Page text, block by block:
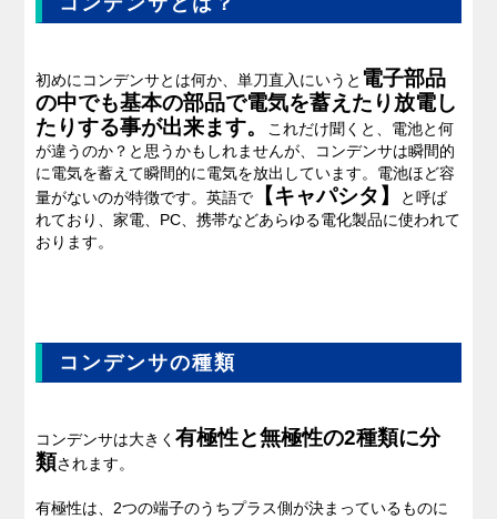
初めにコンデンサとは何か、単刀直入にいうと 電子部品
の中でも基本の部品で電気を蓄えたり放電し
たりする事が出来ます。
これだけ聞くと、電池と何
が違うのか？と思うかもしれませんが、コンデンサは瞬間的
に電気を蓄えて瞬間的に電気を放出しています。電池ほど容
量がないのが特徴です。英語で
【キャパシタ】
と呼ば
れており、家電、PC、携帯などあらゆる電化製品に使われて
おります。
コンデンサの種類
コンデンサは大きく有極性と無極性の2種類に分
類されます。
有極性は、2つの端子のうちプラス側が決まっているものに